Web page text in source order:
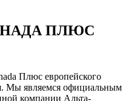
ПЛЮС
Плюс европейского
Мы являемся официальным
компании Альта-